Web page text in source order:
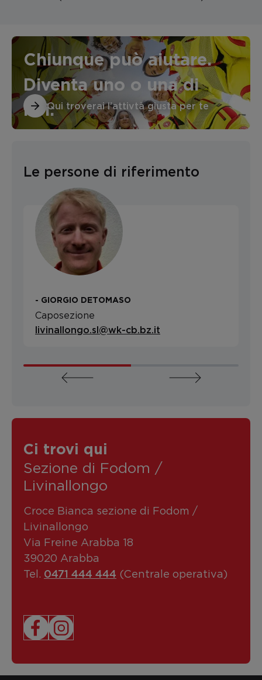
Chiunque può aiutare.
Diventa uno o una di
noi.Qui troverai l'attivtà giusta per te
Le persone di riferimento
- GIORGIO DETOMASO
Caposezione
livinallongo.sl@wk-cb.bz.it
Ci trovi qui
Sezione di Fodom /
Livinallongo
Croce Bianca sezione di Fodom /
Livinallongo
Via Freine Arabba 18
39020 Arabba
Tel. 0471 444 444 (Centrale operativa)